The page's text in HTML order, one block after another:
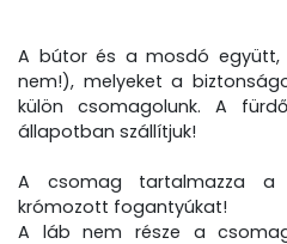
A bútor és a mosdó együtt,
nem!), melyeket a
külön csomagolunk. A
állapotban szállítjuk!
A csomag tartalmazza a
krómozott fogantyúkat!
A láb nem része a